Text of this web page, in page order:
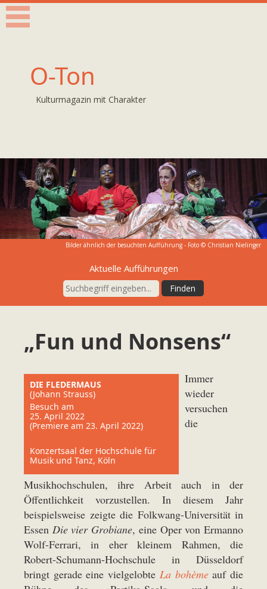
O-Ton
Kulturmagazin mit Charakter
Bilder ähnlich der besuchten Aufführung - Foto © Christian Nielinger
Aktuelle Aufführungen
„Fun und Nonsens“
DIE FLEDERMAUS
(Johann Strauss)
Besuch am
25. April 2022
(Premiere am 23. April 2022)
Konzertsaal der Hochschule für
Musik und Tanz, Köln
Immer
wieder
versuchen
die
Musikhochschulen, ihre Arbeit auch in der
Öffentlichkeit vorzustellen. In diesem Jahr
beispielsweise zeigte die Folkwang-Universität in
Essen Die vier Grobiane, eine Oper von Ermanno
Wolf-Ferrari, in eher kleinem Rahmen, die
Robert-Schumann-Hochschule in Düsseldorf
bringt gerade eine vielgelobte La bohèmeauf die